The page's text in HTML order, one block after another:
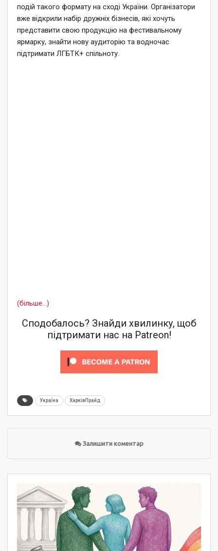
подій такого формату на сході України. Організатори
вже відкрили набір дружніх бізнесів, які хочуть
представити свою продукцію на фестивальному
ярмарку, знайти нову аудиторію та водночас
підтримати ЛГБТК+ спільноту.
(більше…)
Сподобалось? Знайди хвилинку, щоб
підтримати нас на Patreon!
Україна ХарківПрайд
Залишити коментар